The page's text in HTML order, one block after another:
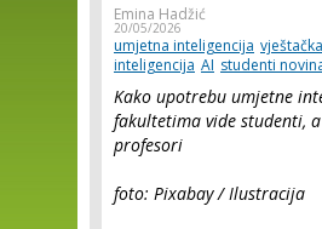
Emina Hadžić
20/05/2026
umjetna inteligencija vještačka
inteligencija AI studenti
Kako upotrebu umjetne
fakultetima vide studenti,
profesori
foto: Pixabay / Ilustracija